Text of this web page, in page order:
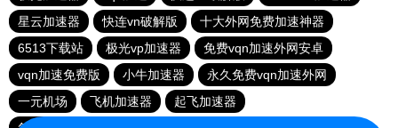
星云加速器
快连vn破解版
十大外网免费加速神器
6513下载站
极光vp加速器
免费vqn加速外网安卓
vqn加速免费版
小牛加速器
永久免费vqn加速外网
一元机场
飞机加速器
起飞加速器